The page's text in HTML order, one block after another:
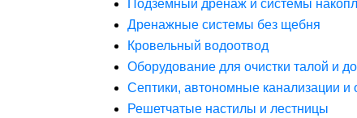
Подземный дренаж и системы
Дренажные системы без щебня
Кровельный водоотвод
Оборудование для очистки талой и
Септики, автономные канализации и
Решетчатые настилы и лестницы